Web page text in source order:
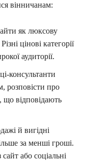
вінничанам:
як люксову
цінові категорії
аудиторії.
консультанти
розповісти про
відповідають
й вигідні
за менші гроші.
або соціальні